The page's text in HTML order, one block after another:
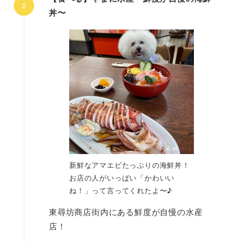
丼〜
新鮮なアマエビたっぷりの海鮮丼！
お店の人がいっぱい「かわいい
ね！」って言ってくれたよ〜♪
東尋坊商店街内にある鮮度が自慢の水産
店！